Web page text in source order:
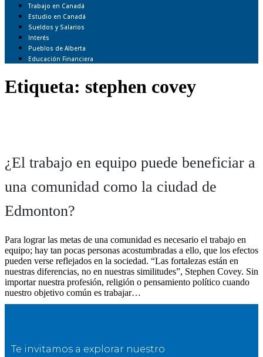
Trabajo en Canadá
Estudio en Canadá
Sueldos y Salarios
Interés
Pueblos de Alberta
Educación Financiera
Etiqueta: stephen covey
¿El trabajo en equipo puede beneficiar a
una comunidad como la ciudad de
Edmonton?
Para lograr las metas de una comunidad es necesario el trabajo en
equipo; hay tan pocas personas acostumbradas a ello, que los efectos
pueden verse reflejados en la sociedad. “Las fortalezas están en
nuestras diferencias, no en nuestras similitudes”, Stephen Covey. Sin
importar nuestra profesión, religión o pensamiento político cuando
nuestro objetivo común es trabajar…
Te invitamos a explorar nuestro